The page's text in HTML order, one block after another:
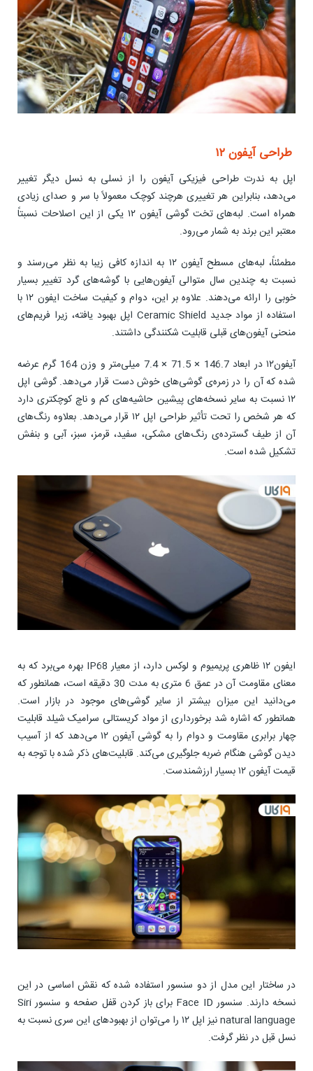
طراحی آیفون ۱۲
اپل به ندرت طراحی فیزیکی آیفون را از نسلی به نسل دیگر تغییر
می‌دهد، بنابراین هر تغییری هرچند کوچک معمولاً با سر و صدای زیادی
همراه است. لبه‌های تخت گوشی آیفون ۱۲ یکی از این اصلاحات نسبتاً
معتبر این برند به شمار می‌رود.
مطمئناً، لبه‌های مسطح آیفون ۱۲ به اندازه کافی زیبا به نظر می‌رسند و
نسبت به چندین سال متوالی آیفون‌هایی با گوشه‌های گرد تغییر بسیار
خوبی را ارائه می‌دهند. علاوه بر این، دوام و کیفیت ساخت ایفون ۱۲ با
استفاده از مواد جدید Ceramic Shield اپل بهبود یافته، زیرا فریم‌های
منحنی آیفون‌های قبلی قابلیت شکنندگی داشتند.
آیفون۱۲ در ابعاد 146.7 × 71.5 × 7.4 میلی‌متر و وزن 164 گرم عرضه
شده که آن را در زمره‌ی گوشی‌های خوش دست قرار می‌دهد. گوشی اپل
۱۲ نسبت به سایر نسخه‌های پیشین حاشیه‌های کم و ناچ کوچکتری دارد
که هر شخص را تحت تأثیر طراحی اپل ۱۲ قرار می‌دهد. بعلاوه رنگ‌های
آن از طیف گسترده‌ی رنگ‌های مشکی، سفید، قرمز، سبز، آبی و بنفش
تشکیل شده است.
ایفون ۱۲ ظاهری پریمیوم و لوکس دارد، از معیار IP68 بهره می‌برد که به
معنای مقاومت آن در عمق 6 متری به مدت 30 دقیقه است، همانطور که
می‌دانید این میزان بیشتر از سایر گوشی‌های موجود در بازار است.
همانطور که اشاره شد برخورداری از مواد کریستالی سرامیک شیلد قابلیت
چهار برابری مقاومت و دوام را به گوشی آیفون ۱۲ می‌دهد که از آسیب
دیدن گوشی هنگام ضربه جلوگیری می‌کند. قابلیت‌های ذکر شده با توجه به
قیمت آیفون ۱۲ بسیار ارزشمندست.
در ساختار این مدل از دو سنسور استفاده شده که نقش اساسی در این
نسخه دارند. سنسور Face ID برای باز کردن قفل صفحه و سنسور Siri
natural language نیز اپل ۱۲ را می‌توان از بهبودهای این سری نسبت به
نسل قبل در نظر گرفت.